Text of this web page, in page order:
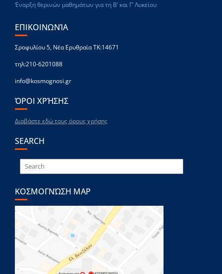
Έναρξη θερινών μαθημάτων για τη Β’ και Γ’ Λυκείου
ΕΠΙΚΟΙΝΩΝΊΑ
Σροφυλίου 5, Νέα Ερυθραία ΤΚ:14671
τηλ:210-6201088
info@kosmognosi.gr
ΌΡΟΙ ΧΡΉΣΗΣ
Διαβάστε εδώ τους όρους χρήσης
SEARCH
ΚΟΣΜΟΓΝΏΣΗ MAP